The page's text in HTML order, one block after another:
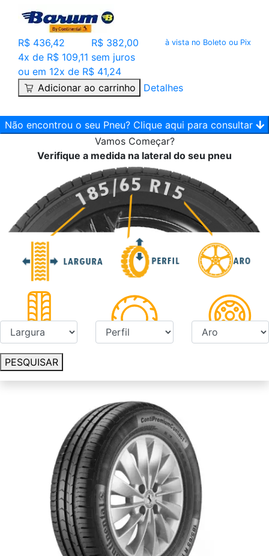
R$ 436,42 R$ 382,00 à vista no Boleto ou Pix
4x de R$ 109,11 sem juros
ou em 12x de R$ 41,24
Adicionar ao carrinho
Detalhes
Não encontrou o seu Pneu? Clique aqui para consultar
Vamos Começar?
Verifique a medida na lateral do seu pneu
PESQUISAR